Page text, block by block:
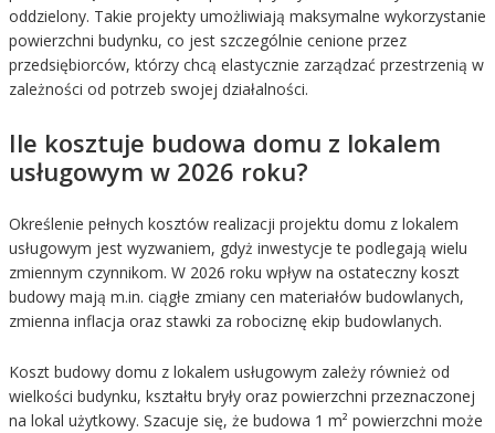
oddzielony. Takie projekty umożliwiają maksymalne wykorzystanie
powierzchni budynku, co jest szczególnie cenione przez
przedsiębiorców, którzy chcą elastycznie zarządzać przestrzenią w
zależności od potrzeb swojej działalności.
Ile kosztuje budowa domu z lokalem
usługowym w 2026 roku?
Określenie pełnych kosztów realizacji projektu domu z lokalem
usługowym jest wyzwaniem, gdyż inwestycje te podlegają wielu
zmiennym czynnikom. W 2026 roku wpływ na ostateczny koszt
budowy mają m.in. ciągłe zmiany cen materiałów budowlanych,
zmienna inflacja oraz stawki za robociznę ekip budowlanych.
Koszt budowy domu z lokalem usługowym zależy również od
wielkości budynku, kształtu bryły oraz powierzchni przeznaczonej
na lokal użytkowy. Szacuje się, że budowa 1 m² powierzchni może